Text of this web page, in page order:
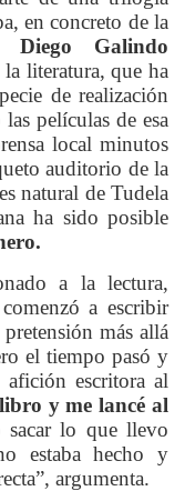
en concreto de la
Galindo
literatura, que ha
de realización
películas de esa
local minutos
auditorio de la
natural de Tudela
ha sido posible
a la lectura,
a escribir
más allá
el tiempo pasó y
afición escritora al
y me lancé al
sacar lo que llevo
estaba hecho y
argumenta.